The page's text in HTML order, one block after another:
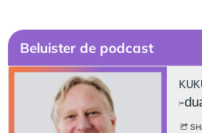
Beluister de podcast